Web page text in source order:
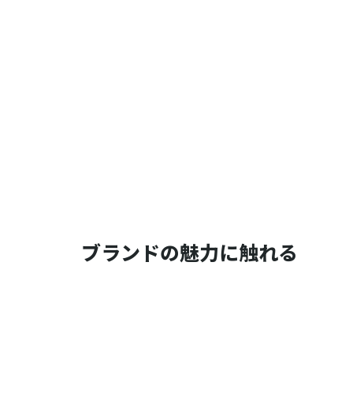
ブランドの魅力に触れる